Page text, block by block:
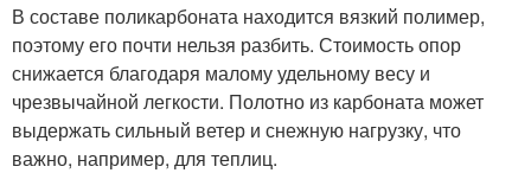
В составе поликарбоната находится вязкий полимер,
поэтому его почти нельзя разбить. Стоимость опор
снижается благодаря малому удельному весу и
чрезвычайной легкости. Полотно из карбоната может
выдержать сильный ветер и снежную нагрузку, что
важно, например, для теплиц.